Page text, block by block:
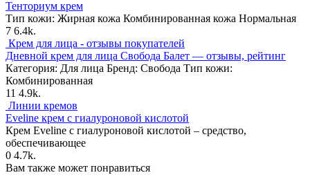
Тенториум крем
Тип кожи: Жирная кожа Комбинированная кожа Нормальная
7 6.4k.
Крем для лица - отзывы покупателей
Дневной крем для лица Свобода Балет — отзывы, рейтинг
Категория: Для лица Бренд: Свобода Тип кожи:
Комбинированная
11 4.9k.
Линии кремов
Eveline крем с гиалуроновой кислотой
Крем Eveline с гиалуроновой кислотой – средство,
обеспечивающее
0 4.7k.
Вам также может понравиться